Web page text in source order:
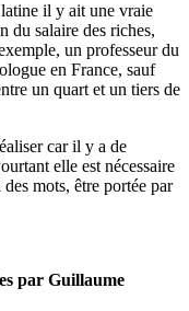
il y ait une vraie
du salaire des riches,
un professeur du
en France, sauf
un quart et un tiers de
car il y a de
elle est nécessaire
mots, être portée par
par Guillaume